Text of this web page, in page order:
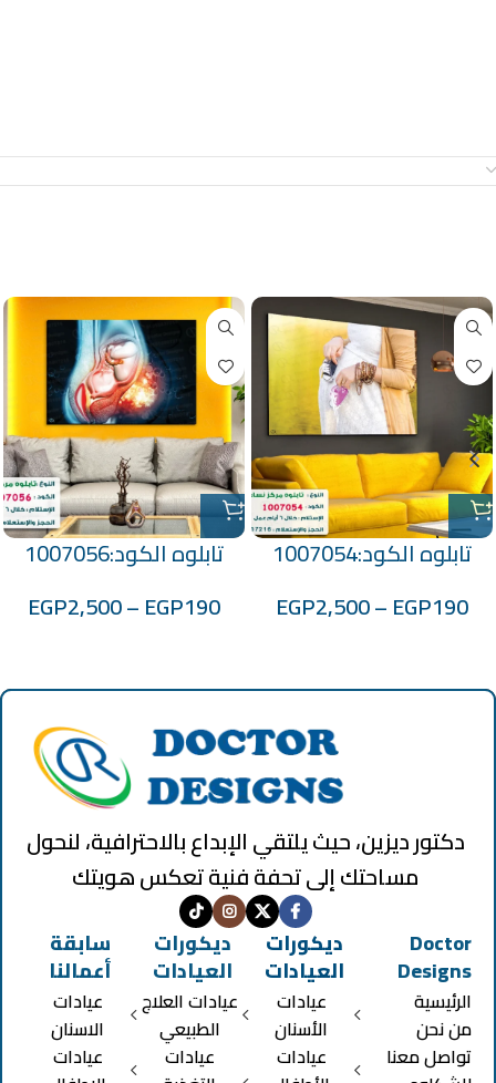
تابلوه الكود:1007054
EGP190
–
EGP2,500
تابلوه الكود:1007056
EGP190
–
EGP2,500
دكتور ديزين، حيث يلتقي الإبداع بالاحترافية، لنحول
مساحتك إلى تحفة فنية تعكس هويتك
Doctor
Designs
الرئيسية
من نحن
تواصل معنا
ديكورات
العيادات
عيادات
الأسنان
عيادات
ديكورات
العيادات
عيادات العلاج
الطبيعي
عيادات
سابقة
أعمالنا
عيادات
الاسنان
عيادات